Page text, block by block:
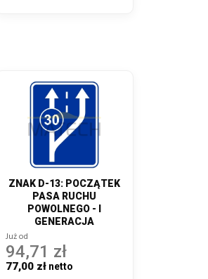
ZNAK D-13: POCZĄTEK
PASA RUCHU
POWOLNEGO - I
GENERACJA
Już od
94,71 zł
77,00 zł